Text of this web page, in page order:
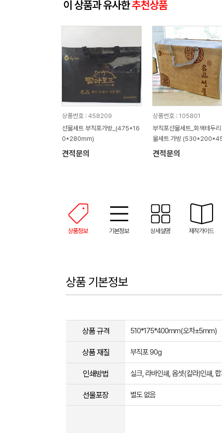
이 상품과 유사한추천상품
상품번호 : 458209
선물세트 부직포가방_(475*16
0*280mm)
견적문의
상품번호 : 105801
부직포선물세트_회색테두리
물세트 가방
mm)
견적문의
상품정보 기본정보 상세설명 제작가이드
상품 기본정보
상품 규격 510*175*400mm(오차±5mm​)
상품 재질 부직포 90g
인쇄방법 실크, 라바인쇄, 옵셋(칼라)인쇄,
선물포장 별도 없음